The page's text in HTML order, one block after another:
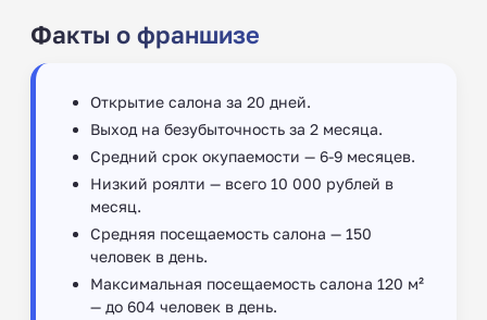
Факты о франшизе
Открытие салона за 20 дней.
Выход на безубыточность за 2 месяца.
Средний срок окупаемости — 6-9 месяцев.
Низкий роялти — всего 10 000 рублей в
месяц.
Средняя посещаемость салона — 150
человек в день. ‍
Максимальная посещаемость салона 120 м²
— до 604 человек в день.